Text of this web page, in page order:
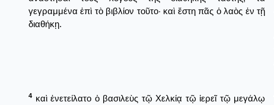
γεγραμμένα ἐπὶ τὸ βιβλίον τοῦτο· καὶ ἔστη πᾶς ὁ λαὸς ἐν τῇ
διαθήκῃ.
4 καὶ ἐνετείλατο ὁ βασιλεὺς τῷ Χελκίᾳ τῷ ἱερεῖ τῷ μεγάλῳ